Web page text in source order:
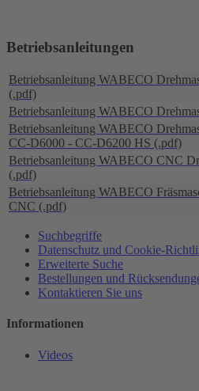
Betriebsanleitungen
Betriebsanleitung WABECO
(.pdf)
Betriebsanleitung WABECO
Betriebsanleitung WABECO
CC-D6000 - CC-D6200 HS (.pdf)
Betriebsanleitung WABECO CNC
(.pdf)
Betriebsanleitung WABECO
CNC (.pdf)
Suchbegriffe
Datenschutz und Cookie-
Erweiterte Suche
Bestellungen und
Kontaktieren Sie uns
Informationen
Videos